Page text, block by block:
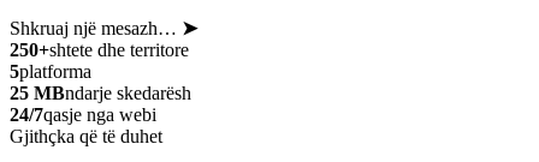
Shkruaj një mesazh… ➤
250+shtete dhe territore
5platforma
25 MBndarje skedarësh
24/7qasje nga webi
Gjithçka që të duhet